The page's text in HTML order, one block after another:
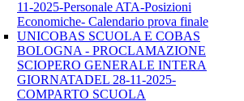
11-2025-Personale ATA-Posizioni
Economiche- Calendario prova finale
UNICOBAS SCUOLA E COBAS
BOLOGNA - PROCLAMAZIONE
SCIOPERO GENERALE INTERA
GIORNATADEL 28-11-2025-
COMPARTO SCUOLA